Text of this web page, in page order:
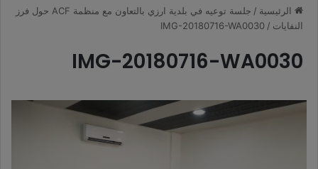
الرئيسية /
جلسة توعيه في بلدية ارزي بالتعاون مع منظمة ACF حول فرز
النفايات /
IMG-20180716-WA0030
IMG-20180716-WA0030